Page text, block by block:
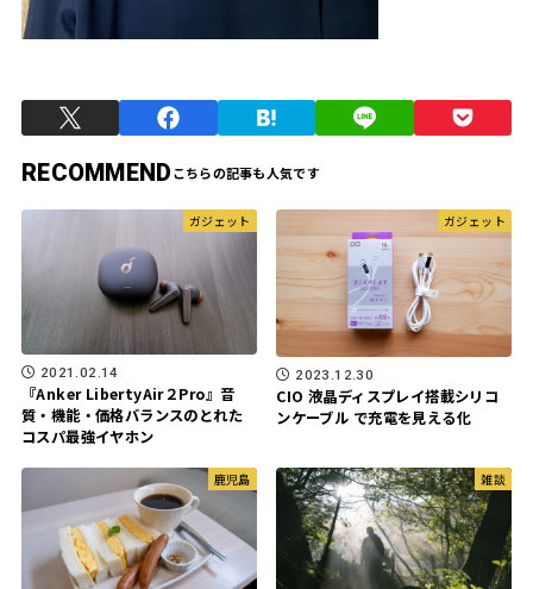
RECOMMEND
ガジェット
2021.02.14
『Anker LibertyAir２Pro』音
質・機能・価格バランスのとれた
コスパ最強イヤホン
ガジェット
2023.12.30
CIO 液晶ディスプレイ搭載シリコ
ンケーブル で充電を見える化
鹿児島 雑談